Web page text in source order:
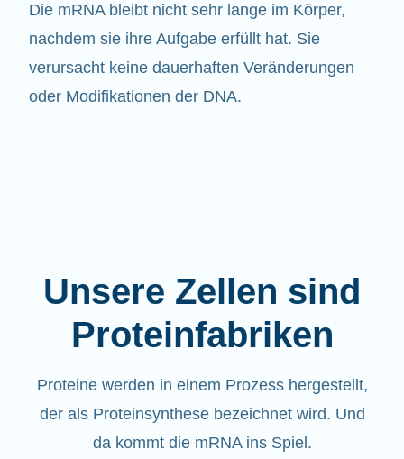
Die mRNA bleibt nicht sehr lange im Körper,
nachdem sie ihre Aufgabe erfüllt hat. Sie
verursacht keine dauerhaften Veränderungen
oder Modifikationen der DNA.
Unsere Zellen sind
Proteinfabriken
Proteine werden in einem Prozess hergestellt,
der als Proteinsynthese bezeichnet wird. Und
da kommt die mRNA ins Spiel.